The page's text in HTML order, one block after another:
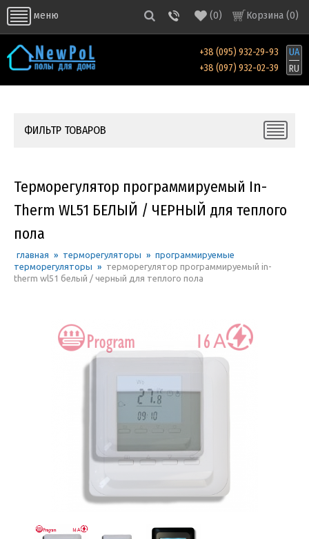
меню Корзина (0)
(0)
+38 (095) 932-29-93
+38 (097) 932-02-39
UA
RU
ФИЛЬТР ТОВАРОВ
Терморегулятор программируемый In-
Therm WL51 БЕЛЫЙ / ЧЕРНЫЙ для теплого
пола
главная » терморегуляторы » программируемые
терморегуляторы » терморегулятор программируемый in-
therm wl51 белый / черный для теплого пола